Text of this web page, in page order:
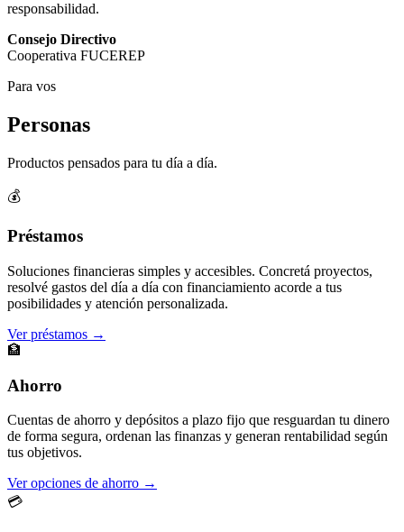
responsabilidad.
Consejo Directivo
Cooperativa FUCEREP
Para vos
Personas
Productos pensados para tu día a día.
💰
Préstamos
Soluciones financieras simples y accesibles. Concretá proyectos,
resolvé gastos del día a día con financiamiento acorde a tus
posibilidades y atención personalizada.
Ver préstamos →
🏦
Ahorro
Cuentas de ahorro y depósitos a plazo fijo que resguardan tu dinero
de forma segura, ordenan las finanzas y generan rentabilidad según
tus objetivos.
Ver opciones de ahorro →
💳